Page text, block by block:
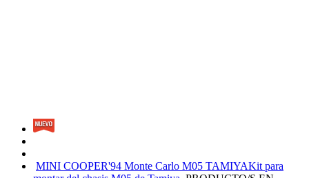
MINI COOPER'94 Monte Carlo M05 TAMIYAKit para